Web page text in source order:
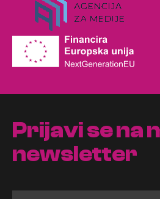
Prijavi se na
newsletter